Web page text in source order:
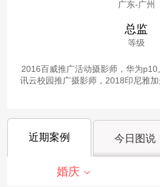
广东-广州
总监
等级
2016百威推广活动摄影师，华为
讯云校园推广摄影师，2018印尼雅
近期案例 今日图说
婚庆